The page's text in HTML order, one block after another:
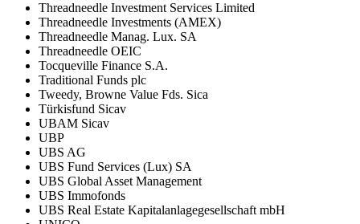
Threadneedle Investment Services Limited
Threadneedle Investments (AMEX)
Threadneedle Manag. Lux. SA
Threadneedle OEIC
Tocqueville Finance S.A.
Traditional Funds plc
Tweedy, Browne Value Fds. Sica
Türkisfund Sicav
UBAM Sicav
UBP
UBS AG
UBS Fund Services (Lux) SA
UBS Global Asset Management
UBS Immofonds
UBS Real Estate Kapitalanlagegesellschaft mbH